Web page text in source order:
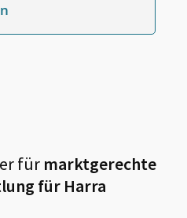
fürmarktgerechte
für Harra